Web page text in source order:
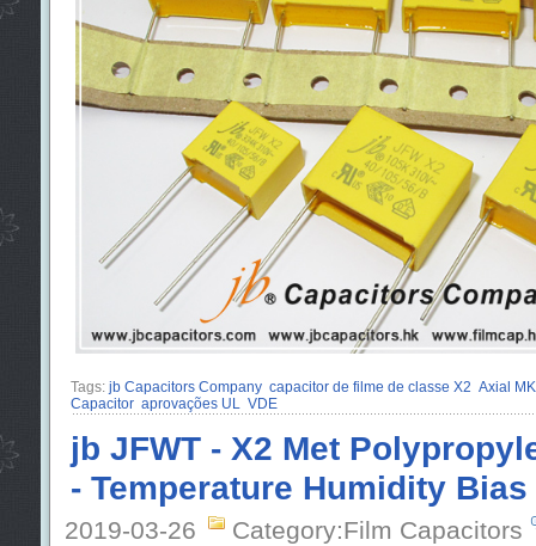
Tags: jb Capacitors Company capacitor de filme de classe X2 Axial
Capacitor aprovações UL VDE
jb JFWT - X2 Met
- Temperature Humidity Bias
2019-03-26 Category:Film Capacitors